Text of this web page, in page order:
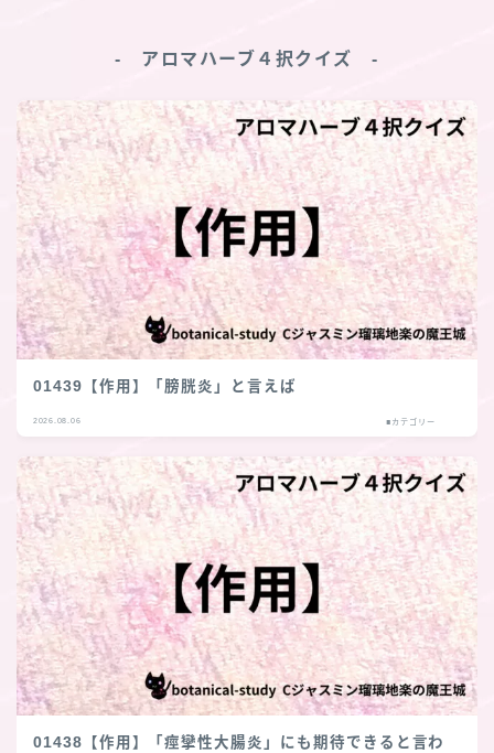
‐ アロマハーブ４択クイズ ‐
01439【作用】「膀胱炎」と言えば
2026.08.06 ■カテゴリー
01438【作用】「痙攣性大腸炎」にも期待できると言わ